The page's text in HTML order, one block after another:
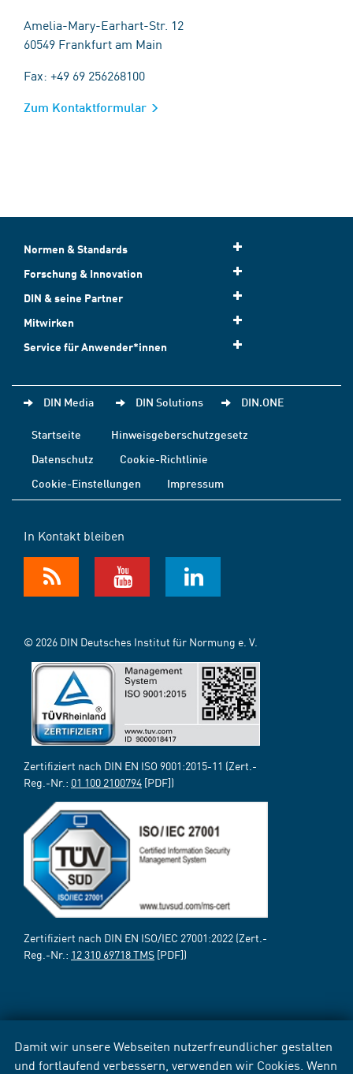
Damit wir unsere Webseiten nutzerfreundlicher gestalten
und fortlaufend verbessern, verwenden wir Cookies. Wenn
Amelia-Mary-Earhart-Str. 12
60549 Frankfurt am Main
Fax: +49 69 256268100
Zum Kontaktformular
Normen & Standards
Forschung & Innovation
DIN & seine Partner
Mitwirken
Service für Anwender*innen
DIN Media DIN Solutions DIN.ONE
Startseite
Hinweisgeberschutzgesetz
Datenschutz
Cookie-Richtlinie
Cookie-Einstellungen
Impressum
In Kontakt bleiben
© 2026 DIN Deutsches Institut für Normung e. V.
Zertifiziert nach DIN EN ISO 9001:2015-11 (Zert.-
Reg.-Nr.: 01 100 2100794 [PDF])
Zertifiziert nach DIN EN ISO/IEC 27001:2022 (Zert.-
Reg.-Nr.: 12 310 69718 TMS [PDF])